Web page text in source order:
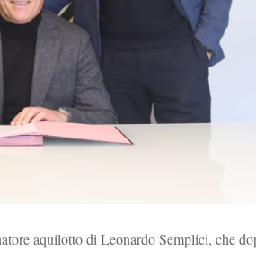
aquilotto di Leonardo Semplici, che